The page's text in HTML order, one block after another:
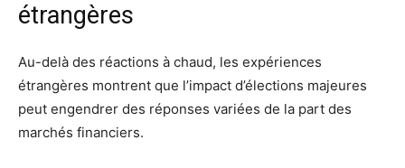
étrangères
Au-delà des réactions à chaud, les expériences
étrangères montrent que l’impact d’élections majeures
peut engendrer des réponses variées de la part des
marchés financiers.